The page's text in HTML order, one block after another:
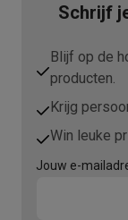
Schrijf
Blijf op de
producten.
Krijg
Win leuke
Jouw e-